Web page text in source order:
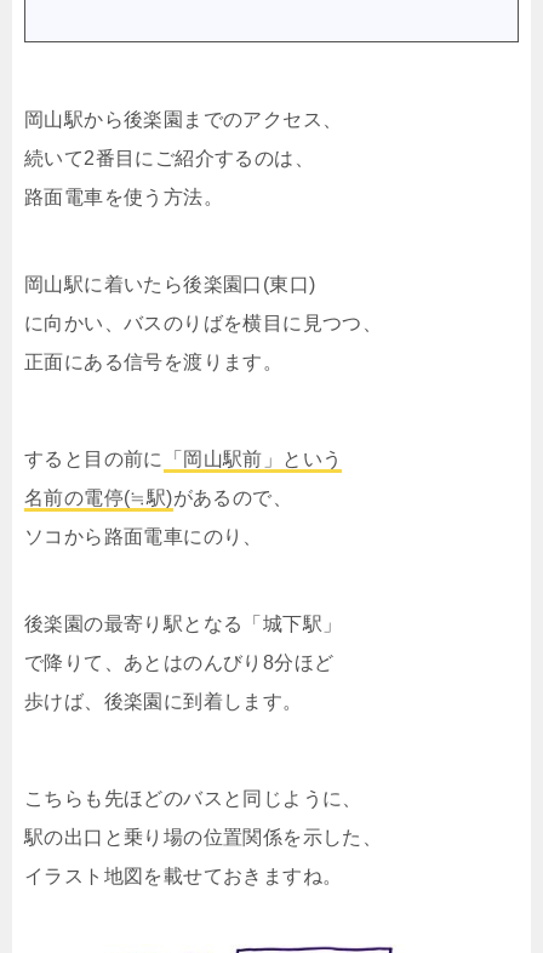
岡山駅から後楽園までのアクセス、
続いて2番目にご紹介するのは、
路面電車を使う方法。
岡山駅に着いたら後楽園口(東口)
に向かい、バスのりばを横目に見つつ、
正面にある信号を渡ります。
すると目の前に
「岡山駅前」という
名前の電停(≒駅)があるので、
ソコから路面電車にのり、
後楽園の最寄り駅となる「城下駅」
で降りて、あとはのんびり8分ほど
歩けば、後楽園に到着します。
こちらも先ほどのバスと同じように、
駅の出口と乗り場の位置関係を示した、
イラスト地図を載せておきますね。